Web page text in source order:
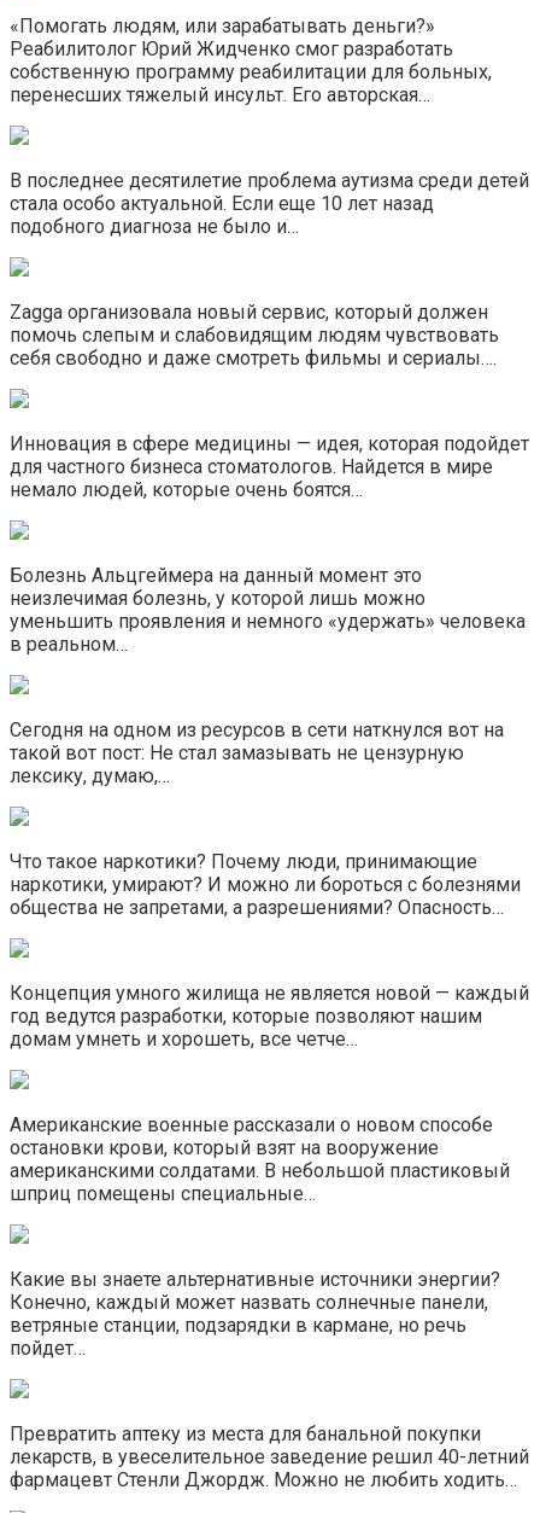
«Помогать людям, или зарабатывать деньги?»
Реабилитолог Юрий Жидченко смог разработать
собственную программу реабилитации для больных,
перенесших тяжелый инсульт. Его авторская…
В последнее десятилетие проблема аутизма среди детей
стала особо актуальной. Если еще 10 лет назад
подобного диагноза не было и…
Zagga организовала новый сервис, который должен
помочь слепым и слабовидящим людям чувствовать
себя свободно и даже смотреть фильмы и сериалы….
Инновация в сфере медицины — идея, которая подойдет
для частного бизнеса стоматологов. Найдется в мире
немало людей, которые очень боятся…
Болезнь Альцгеймера на данный момент это
неизлечимая болезнь, у которой лишь можно
уменьшить проявления и немного «удержать» человека
в реальном…
Сегодня на одном из ресурсов в сети наткнулся вот на
такой вот пост: Не стал замазывать не цензурную
лексику, думаю,…
Что такое наркотики? Почему люди, принимающие
наркотики, умирают? И можно ли бороться с болезнями
общества не запретами, а разрешениями? Опасность…
Концепция умного жилища не является новой — каждый
год ведутся разработки, которые позволяют нашим
домам умнеть и хорошеть, все четче…
Американские военные рассказали о новом способе
остановки крови, который взят на вооружение
американскими солдатами. В небольшой пластиковый
шприц помещены специальные…
Какие вы знаете альтернативные источники энергии?
Конечно, каждый может назвать солнечные панели,
ветряные станции, подзарядки в кармане, но речь
пойдет…
Превратить аптеку из места для банальной покупки
лекарств, в увеселительное заведение решил 40-летний
фармацевт Стенли Джордж. Можно не любить ходить…